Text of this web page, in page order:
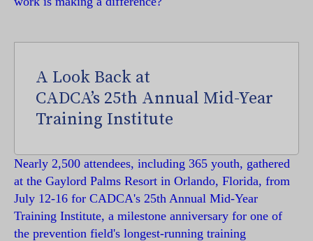
A Look Back at
CADCA’s 25th Annual Mid-Year
Training Institute
Nearly 2,500 attendees, including 365 youth, gathered
at the Gaylord Palms Resort in Orlando, Florida, from
July 12-16 for CADCA's 25th Annual Mid-Year
Training Institute, a milestone anniversary for one of
the prevention field's longest-running training